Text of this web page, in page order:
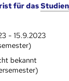
für das
- 15.9.2023
bekannt